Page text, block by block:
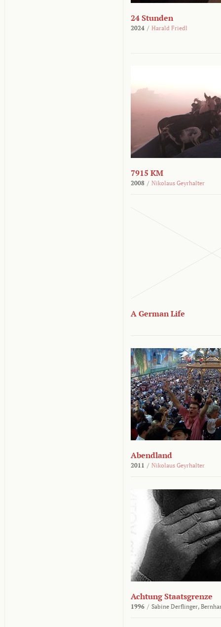
24 Stunden
2024 / Harald Friedl
7915 KM
2008 / Nikolaus Geyrhalter
A German Life
Abendland
2011 / Nikolaus Geyrhalter
Achtung Staatsgrenze
1996 / Sabine Derflinger,